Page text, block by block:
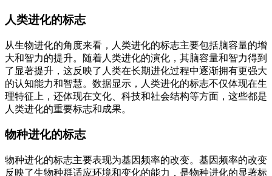
人类进化的标志
从生物进化的角度来看，人类进化的标志主要包括脑容量的增
大和智力的提升。随着人类进化的演化，其脑容量和智力得到
了显著提升，这反映了人类在长期进化过程中逐渐拥有更强大
的认知能力和智慧。数据显示，人类进化的标志不仅体现在生
理特征上，还体现在文化、科技和社会结构等方面，这些都是
人类进化的重要标志和成果。
物种进化的标志
物种进化的标志主要表现为基因频率的改变。基因频率的改变
反映了生物种群适应环境和变化的能力，是物种进化的显著标